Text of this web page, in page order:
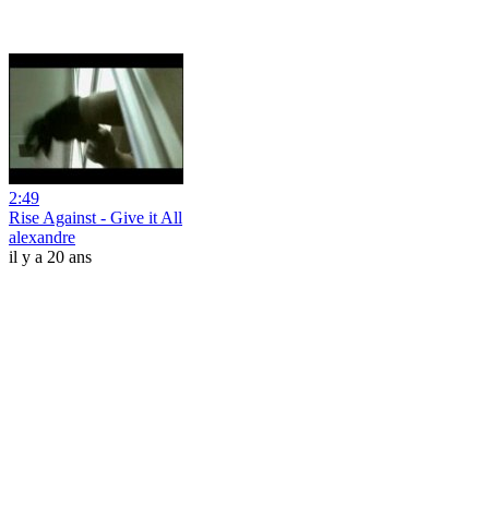
2:49
Rise Against - Give it All
alexandre
il y a 20 ans